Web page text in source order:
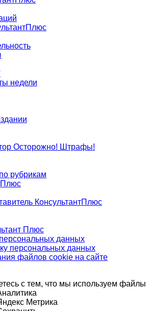
недели
Осторожно! Штрафы!
рубрикам
КонсультантПлюс
Плюс
данных
персональных данных
файлов cookie на сайте
с тем, что мы используем
Метрика